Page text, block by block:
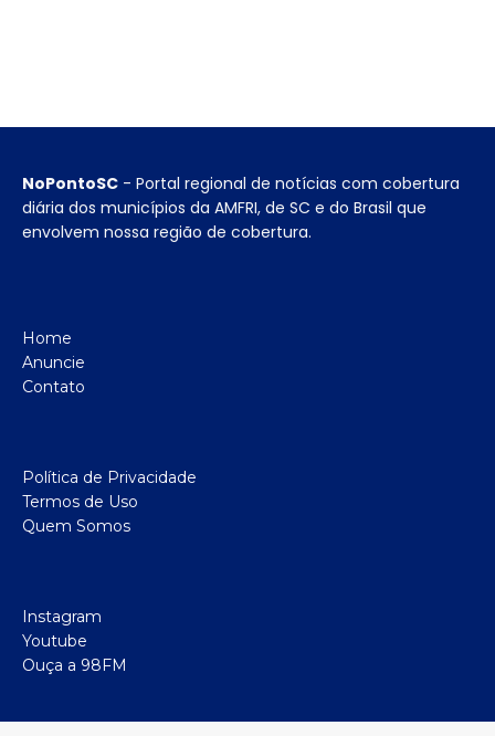
NoPontoSC - Portal regional de notícias com cobertura
diária dos municípios da AMFRI, de SC e do Brasil que
envolvem nossa região de cobertura.
Home
Anuncie
Contato
Política de Privacidade
Termos de Uso
Quem Somos
Instagram
Youtube
Ouça a 98FM